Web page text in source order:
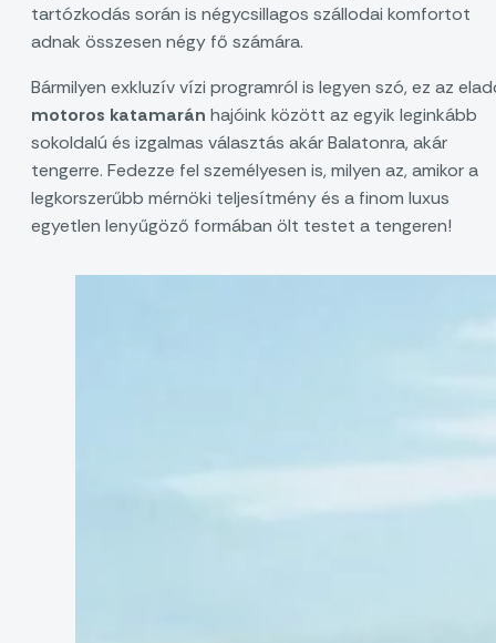
tartózkodás során is négycsillagos szállodai komfortot
adnak összesen négy fő számára.
Bármilyen exkluzív vízi programról is legyen szó, ez az
motoros katamarán hajóink között az egyik leginkább
sokoldalú és izgalmas választás akár Balatonra, akár
tengerre. Fedezze fel személyesen is, milyen az, amikor a
legkorszerűbb mérnöki teljesítmény és a finom luxus
egyetlen lenyűgöző formában ölt testet a tengeren!